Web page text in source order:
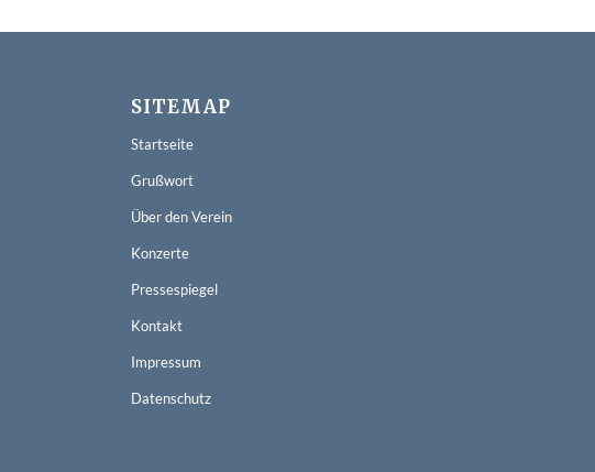
SITEMAP
Startseite
Grußwort
Über den Verein
Konzerte
Pressespiegel
Kontakt
Impressum
Datenschutz